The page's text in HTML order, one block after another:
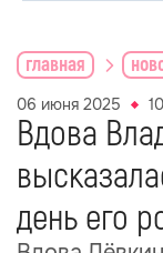
главная
06 июня 2025
Вдова
день его